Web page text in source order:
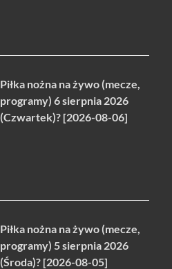
Piłka nożna na żywo (mecze,
programy) 6 sierpnia 2026
(Czwartek)? [2026-08-06]
Piłka nożna na żywo (mecze,
programy) 5 sierpnia 2026
(Środa)? [2026-08-05]